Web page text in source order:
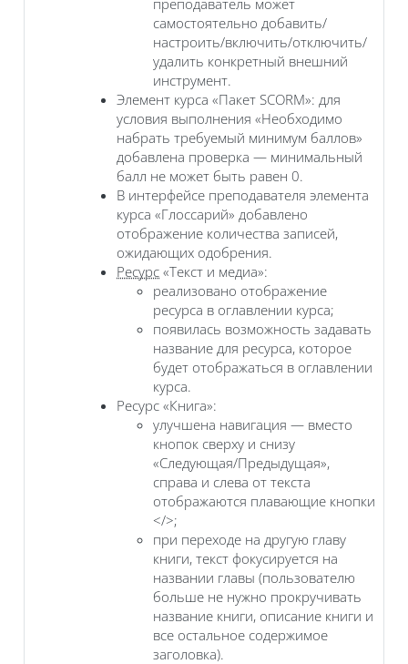
самостоятельно добавить/
настроить/включить/отключить/
удалить конкретный внешний
инструмент.
Элемент курса «Пакет SCORM»: для
условия выполнения «Необходимо
набрать требуемый минимум баллов»
добавлена проверка — минимальный
балл не может быть равен 0.
В интерфейсе преподавателя элемента
курса «Глоссарий» добавлено
отображение количества записей,
ожидающих одобрения.
Ресурс «Текст и медиа»:
реализовано отображение
ресурса в оглавлении курса;
появилась возможность задавать
название для ресурса, которое
будет отображаться в оглавлении
курса.
Ресурс «Книга»:
улучшена навигация — вместо
кнопок сверху и снизу
«Следующая/Предыдущая»,
справа и слева от текста
отображаются плавающие кнопки
</>;
при переходе на другую главу
книги, текст фокусируется на
названии главы (пользователю
больше не нужно прокручивать
название книги, описание книги и
все остальное содержимое
заголовка).